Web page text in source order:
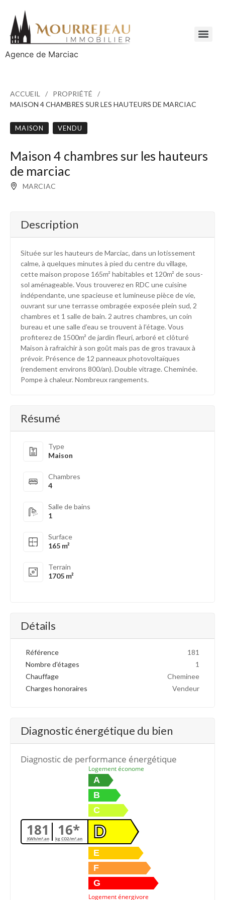
Agence de Marciac
ACCUEIL
PROPRIÉTÉ
MAISON 4 CHAMBRES SUR LES HAUTEURS DE MARCIAC
MAISON VENDU
Maison 4 chambres sur les hauteurs
de marciac
MARCIAC
Description
Située sur les hauteurs de Marciac, dans un lotissement
calme, à quelques minutes à pied du centre du village,
cette maison propose 165m² habitables et 120m² de sous-
sol aménageable. Vous trouverez en RDC une cuisine
indépendante, une spacieuse et lumineuse pièce de vie,
ouvrant sur une terrasse ombragée exposée plein sud, 2
chambres et 1 salle de bain. 2 autres chambres, un coin
bureau et une salle d’eau se trouvent à l’étage. Vous
profiterez de 1500m² de jardin fleuri, arboré et clôturé
Maison à rafraichir à son goût mais pas de gros travaux à
prévoir. Présence de 12 panneaux photovoltaïques
(rendement environs 800/an). Double vitrage. Cheminée.
Pompe à chaleur. Nombreux rangements.
Résumé
Type
Maison
Chambres
4
Salle de bains
1
Surface
165 m²
Terrain
1705 m²
Détails
Référence
181
Nombre d'étages
1
Chauffage
Cheminee
Charges honoraires
Vendeur
Diagnostic énergétique du bien
Diagnostic de performance énergétique
181
KWh/m².an 16*
kg CO2/m².an
Logement économe
A
B
C
D
E
F
G
Logement énergivore